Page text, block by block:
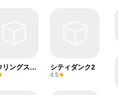
リングスト
シティダンク2
4.5